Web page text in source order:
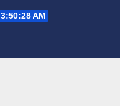
3:50:29 AM